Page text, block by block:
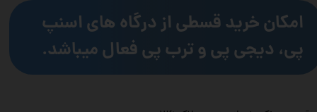
امکان خرید قسطی از درگاه های اسنپ
پی، دیجی پی و ترب پی فعال میباشد.